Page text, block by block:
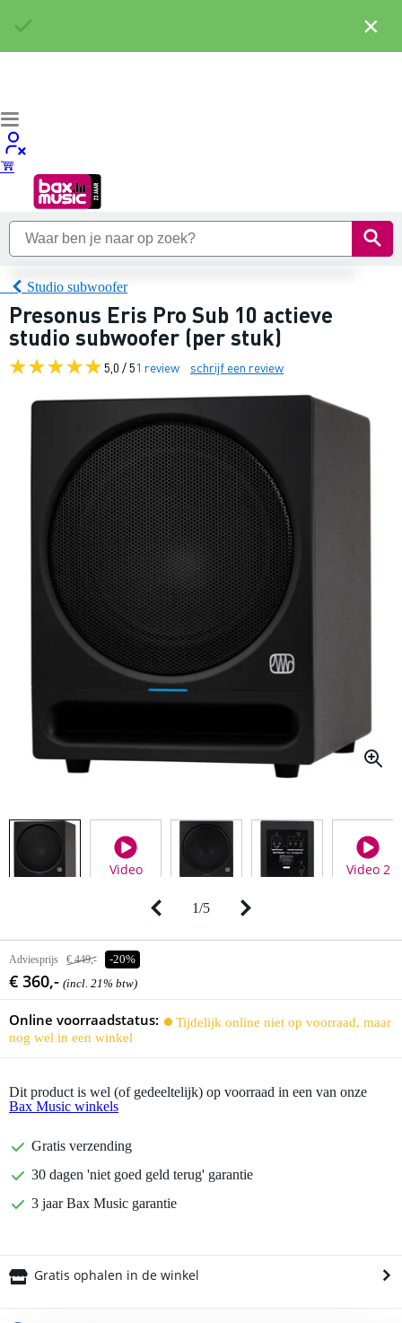
Studio subwoofer
Presonus Eris Pro Sub 10 actieve
studio subwoofer (per stuk)
5,0 / 51 review schrijf een review
Video Video 2
1/5
Adviesprijs € 449,- -20%
€ 360,- (incl. 21% btw)
Online voorraadstatus:
Tijdelijk online niet op voorraad, maar
nog wel in een winkel
Dit product is wel (of gedeeltelijk) op voorraad in een van onze
Bax Music winkels
Gratis verzending
30 dagen 'niet goed geld terug' garantie
3 jaar Bax Music garantie
Gratis ophalen in de winkel
×